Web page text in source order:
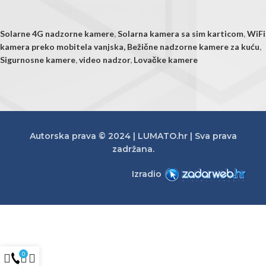
Solarne 4G nadzorne kamere,Solarna kamera sa sim karticom,WiFi
kamera preko mobitela vanjska, Bežične nadzorne kamere za kuću,
Sigurnosne kamere,video nadzor, Lovačke kamere
Autorska prava © 2024 | LUMATO.hr | Sva prava
zadržana.
Izradio
0